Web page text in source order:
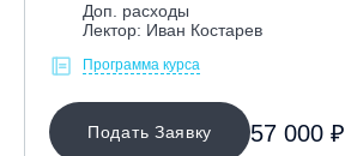
Доп. расходы
Лектор: Иван Костарев
Программа курса
Подать Заявку 57 000 ₽